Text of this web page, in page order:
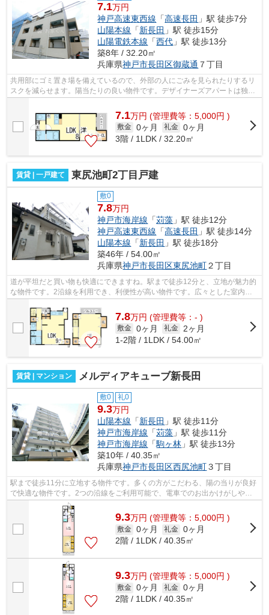
7.1万円
神戸高速東西線 「高速長田 」駅 徒歩7分
山陽本線 「新長田 」駅 徒歩15分
山陽電鉄本線 「西代 」駅 徒歩13分
築8年 / 32.20㎡
兵庫県神戸市長田区御蔵通 ７丁目
共用部にゴミ置き場を備えているので、外部の人にごみを見られたりするリ
スクを減らせます。陽当たりの良い物件です。デザイナーズアパートは独創
7.1万円 (管理費等：5,000円 )
敷金 0ヶ月 礼金 0ヶ月
3階 / 1LDK / 32.20㎡
賃貸 | 一戸建て 東尻池町2丁目戸建
敷0
7.8万円
神戸市海岸線 「苅藻 」駅 徒歩12分
神戸高速東西線 「高速長田 」駅 徒歩14分
山陽本線 「新長田 」駅 徒歩18分
築46年 / 54.00㎡
兵庫県神戸市長田区東尻池町２丁目
道が平坦だと買い物も快適にできますね。駅まで徒歩12分と、立地が魅力的
な物件です。2沿線を利用でき、利便性が高い物件です。広々とした室内の
7.8万円 (管理費等：- )
敷金 0ヶ月 礼金
2ヶ月
1-2階 / 1LDK / 54.00㎡
賃貸 | マンション メルディアキューブ新長田
敷0 礼0
9.3万円
山陽本線 「新長田 」駅 徒歩11分
神戸市海岸線 「苅藻 」駅 徒歩11分
神戸市海岸線 「駒ヶ林 」駅 徒歩13分
築10年 / 40.35㎡
兵庫県神戸市長田区西尻池町３丁目
駅まで徒歩11分に立地する物件です。多くの方がこだわる、陽の当りが良好
で快適な物件です。2つの沿線をご利用可能で、電車でのお出かけがしやす
い立地です。目立つ外観と洗練された設...
9.3万円 (管理費等：5,000円 )
敷金 0ヶ月 礼金 0ヶ月
2階 / 1LDK / 40.35㎡
9.3万円 (管理費等：5,000円 )
敷金 0ヶ月 礼金 0ヶ月
2階 / 1LDK / 40.35㎡